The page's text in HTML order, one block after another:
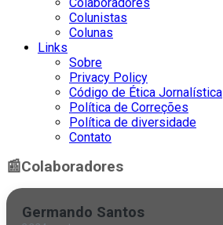
Colunistas
Colunas
Links
Sobre
Privacy Policy
Código de Ética Jornalística
Política de Correções
Política de diversidade
Contato
📰Colaboradores
Germando Santos